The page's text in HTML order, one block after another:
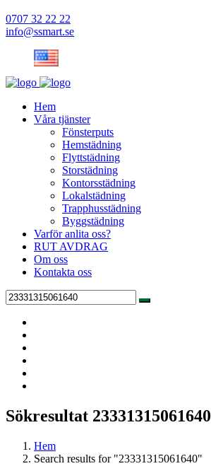
0707 32 22 22
info@ssmart.se
Hem
Våra tjänster
Fönsterputs
Hemstädning
Flyttstädning
Storstädning
Kontorsstädning
Lokalstädning
Trapphusstädning
Byggstädning
Varför anlita oss?
RUT AVDRAG
Om oss
Kontakta oss
Sökresultat 23331315061640
Hem
Search results for "23331315061640"